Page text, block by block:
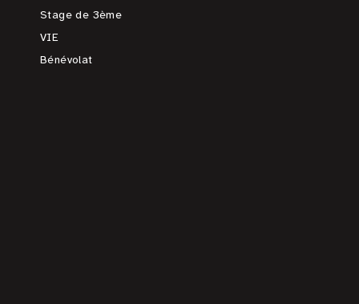
Stage de 3ème
VIE
Bénévolat